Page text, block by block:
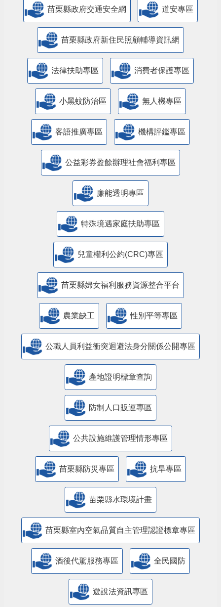
苗栗縣政府交通安全網 道安專區
苗栗縣政府新住民照顧輔導資訊網
法律扶助專區 消費者保護專區
小黑蚊防治區 無人機專區
客語推廣專區 機構評鑑專區
公益彩券盈餘辦理社會福利專區
廉能透明專區
特殊境遇家庭扶助專區
兒童權利公約(CRC)專區
苗栗縣婦女福利服務資源整合平台
農業缺工 性別平等專區
公職人員利益衝突迴避法身分關係公開專區
產地證明標章查詢
防制人口販運專區
​公共設施維護管理情形專區
苗栗縣防災專區 抗旱專區
苗栗縣水環境計畫
苗栗縣室內空氣品質自主管理認證標章專區
酒後代駕服務專區 全民國防
遊說法資訊專區